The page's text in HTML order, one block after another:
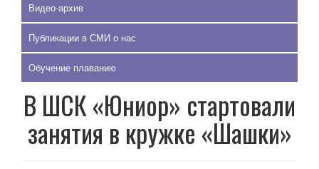
Видео-архив
Публикации в СМИ о нас
Обучение плаванию
В ШСК «Юниор» стартовали
занятия в кружке «Шашки»